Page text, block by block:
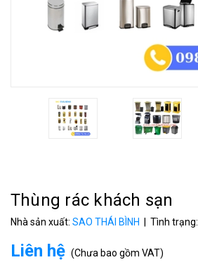
Thùng rác khách sạn
Nhà sản xuất: SAO THÁI BÌNH | Tình trạng:
Liên hệ (Chưa bao gồm VAT)